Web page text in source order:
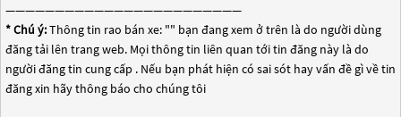
————————————————————————
* Chú ý:Thông tin rao bán xe: "" bạn đang xem ở trên là do người dùng
đăng tải lên trang web. Mọi thông tin liên quan tới tin đăng này là do
người đăng tin cung cấp . Nếu bạn phát hiện có sai sót hay vấn đề gì về tin
đăng xin hãy thông báo cho chúng tôi